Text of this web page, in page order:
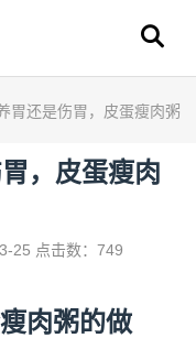
胃还是伤胃，皮蛋瘦肉粥
，皮蛋瘦肉
25 点击数：749
肉粥的做